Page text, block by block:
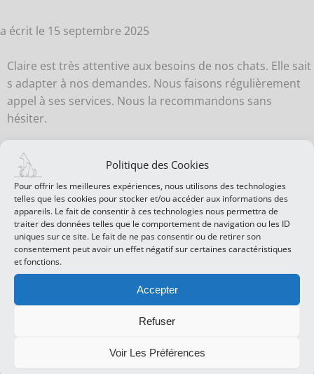
Politique des Cookies
Pour offrir les meilleures expériences, nous utilisons des technologies
telles que les cookies pour stocker et/ou accéder aux informations des
appareils. Le fait de consentir à ces technologies nous permettra de
traiter des données telles que le comportement de navigation ou les ID
uniques sur ce site. Le fait de ne pas consentir ou de retirer son
consentement peut avoir un effet négatif sur certaines caractéristiques
et fonctions.
Accepter
Refuser
Voir Les Préférences
a écrit le 15 septembre 2025
Claire est très attentive aux besoins de nos chats. Elle sait
s adapter à nos demandes. Nous faisons régulièrement
appel à ses services. Nous la recommandons sans
hésiter.
Guillaume
Nantes
Claire est une personne d'une gentillesse incroyable et
d'une bienveillance très touchante. Elle est intervenue